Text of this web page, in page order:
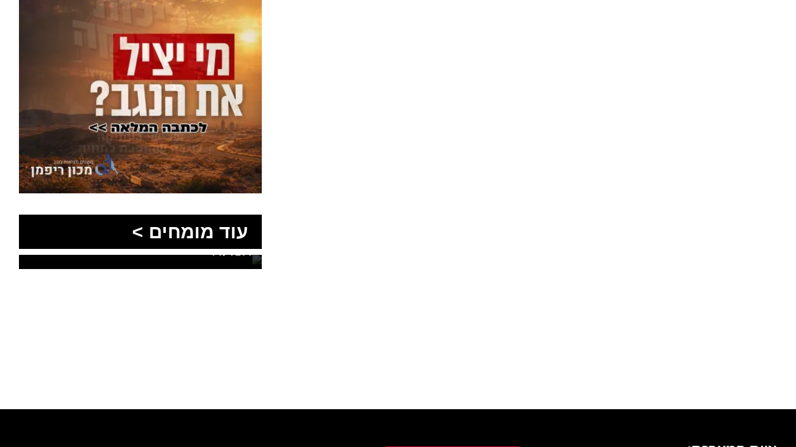
עוד מומחים >
הסעות בדרום 2026: כך
מתכננים נסיעה קבוצתית
מושלמת לנגב, לאילת ולים
המלח